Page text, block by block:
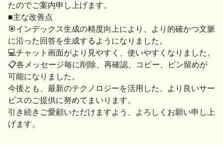
たのでご案内申し上げます。
■主な改善点
🎯インデックス生成の精度向上により、より的確かつ文脈
に沿った回答を生成するようになりました。
💻チャット画面がより見やすく、使いやすくなりました。
📋各メッセージ毎に削除、再確認、コピー、ピン留めが
可能になりました。
今後とも、最新のテクノロジーを活用した、より良いサー
ビスのご提供に努めてまいります。
引き続きご愛顧いただけますよう、よろしくお願い申し上
げます。